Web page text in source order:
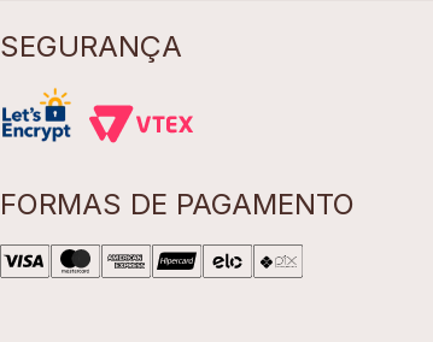
SEGURANÇA
FORMAS DE PAGAMENTO